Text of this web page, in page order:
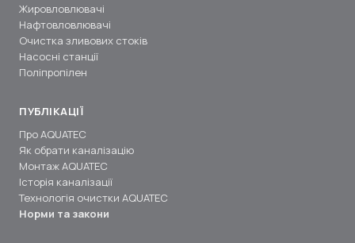
Жировловлювачі
Нафтовловлювачі
Очистка зливових стоків
Насосні станції
Поліпропілен
ПУБЛІКАЦІЇ
Про AQUATEC
Як обрати каналізацію
Монтаж AQUATEC
Історія каналізації
Технологія очистки AQUATEC
Норми та закони